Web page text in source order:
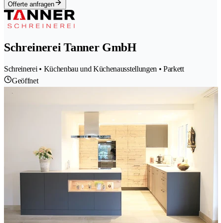
Offerte anfragen
Schreinerei Tanner GmbH
Schreinerei • Küchenbau und Küchenausstellungen • Parkett
Geöffnet